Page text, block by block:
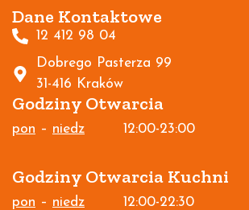
Dane Kontaktowe
12 412 98 04
Dobrego Pasterza 99
31-416 Kraków
Godziny Otwarcia
pon – niedz 12:00-23:00
Godziny Otwarcia Kuchni
pon – niedz 12:00-22:30